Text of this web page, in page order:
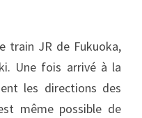
train JR de Fukuoka,
Une fois arrivé à la
les directions des
même possible de